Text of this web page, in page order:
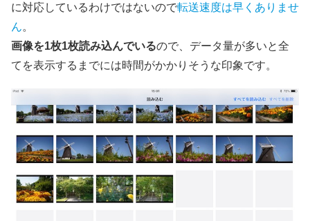
に対応しているわけではないので転送速度は早くありませ
ん。
画像を1枚1枚読み込んでいるので、データ量が多いと全
てを表示するまでには時間がかかりそうな印象です。